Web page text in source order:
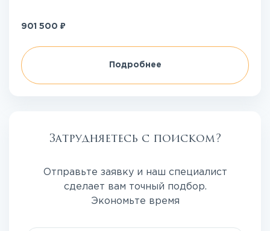
901 500 ₽
Подробнее
Затрудняетесь с поиском?
Отправьте заявку и наш специалист
сделает вам точный подбор.
Экономьте время